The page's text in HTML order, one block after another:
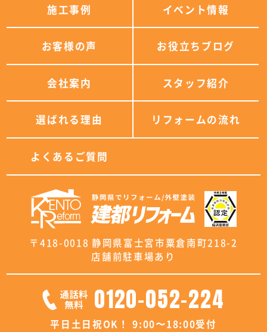
施工事例 イベント情報
お客様の声 お役立ちブログ
会社案内 スタッフ紹介
選ばれる理由 リフォームの流れ
よくあるご質問
〒418-0018 静岡県富士宮市粟倉南町218-2
店舗前駐車場あり
0120-052-224
平日土日祝OK！ 9:00〜18:00受付